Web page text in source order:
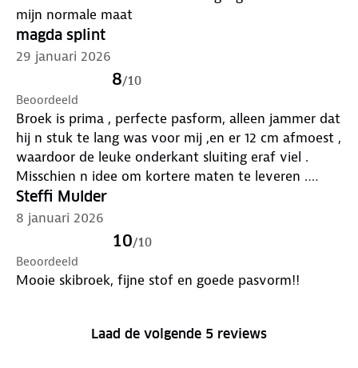
mijn normale maat
magda splint
29 januari 2026
8/10
Beoordeeld
Broek is prima , perfecte pasform, alleen jammer dat
hij n stuk te lang was voor mij ,en er 12 cm afmoest ,
waardoor de leuke onderkant sluiting eraf viel .
Misschien n idee om kortere maten te leveren .
Maar hij zit lekker om in te wandelen
Steffi Mulder
8 januari 2026
10/10
Beoordeeld
Mooie skibroek, fijne stof en goede pasvorm!!
Laad de volgende 5 reviews